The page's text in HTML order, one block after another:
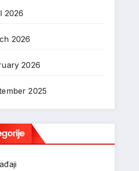
2026
2026
2026
2025